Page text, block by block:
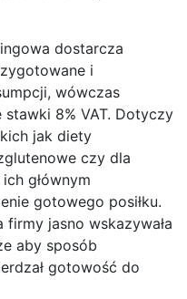
dostarcza
i
wówczas
8% VAT. Dotyczy
jak diety
czy dla
głównym
gotowego posiłku.
jasno wskazywała
aby sposób
gotowość do